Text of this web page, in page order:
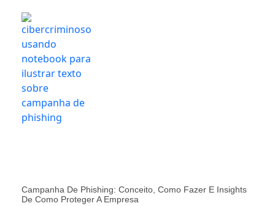
Campanha De Phishing: Conceito, Como Fazer E Insights
De Como Proteger A Empresa